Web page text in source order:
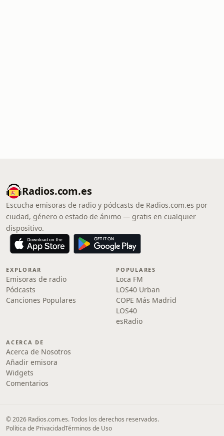
Radios.com.es
Escucha emisoras de radio y pódcasts de Radios.com.es por
ciudad, género o estado de ánimo — gratis en cualquier
dispositivo.
EXPLORAR
Emisoras de radio
Pódcasts
Canciones Populares
POPULARES
Loca FM
LOS40 Urban
COPE Más Madrid
LOS40
esRadio
ACERCA DE
Acerca de Nosotros
Añadir emisora
Widgets
Comentarios
© 2026 Radios.com.es. Todos los derechos reservados.
Política de PrivacidadTérminos de Uso